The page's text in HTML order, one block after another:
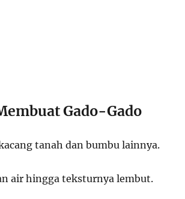
Gado-Gado
tanah dan bumbu lainnya.
air hingga teksturnya lembut.